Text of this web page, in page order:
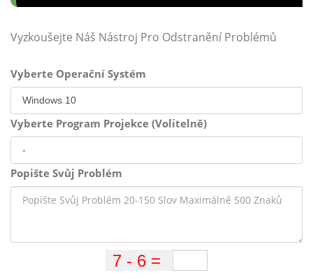
Vyzkoušejte Náš Nástroj Pro Odstranění Problémů
Vyberte Operační Systém
Vyberte Program Projekce (Volitelně)
Popište Svůj Problém